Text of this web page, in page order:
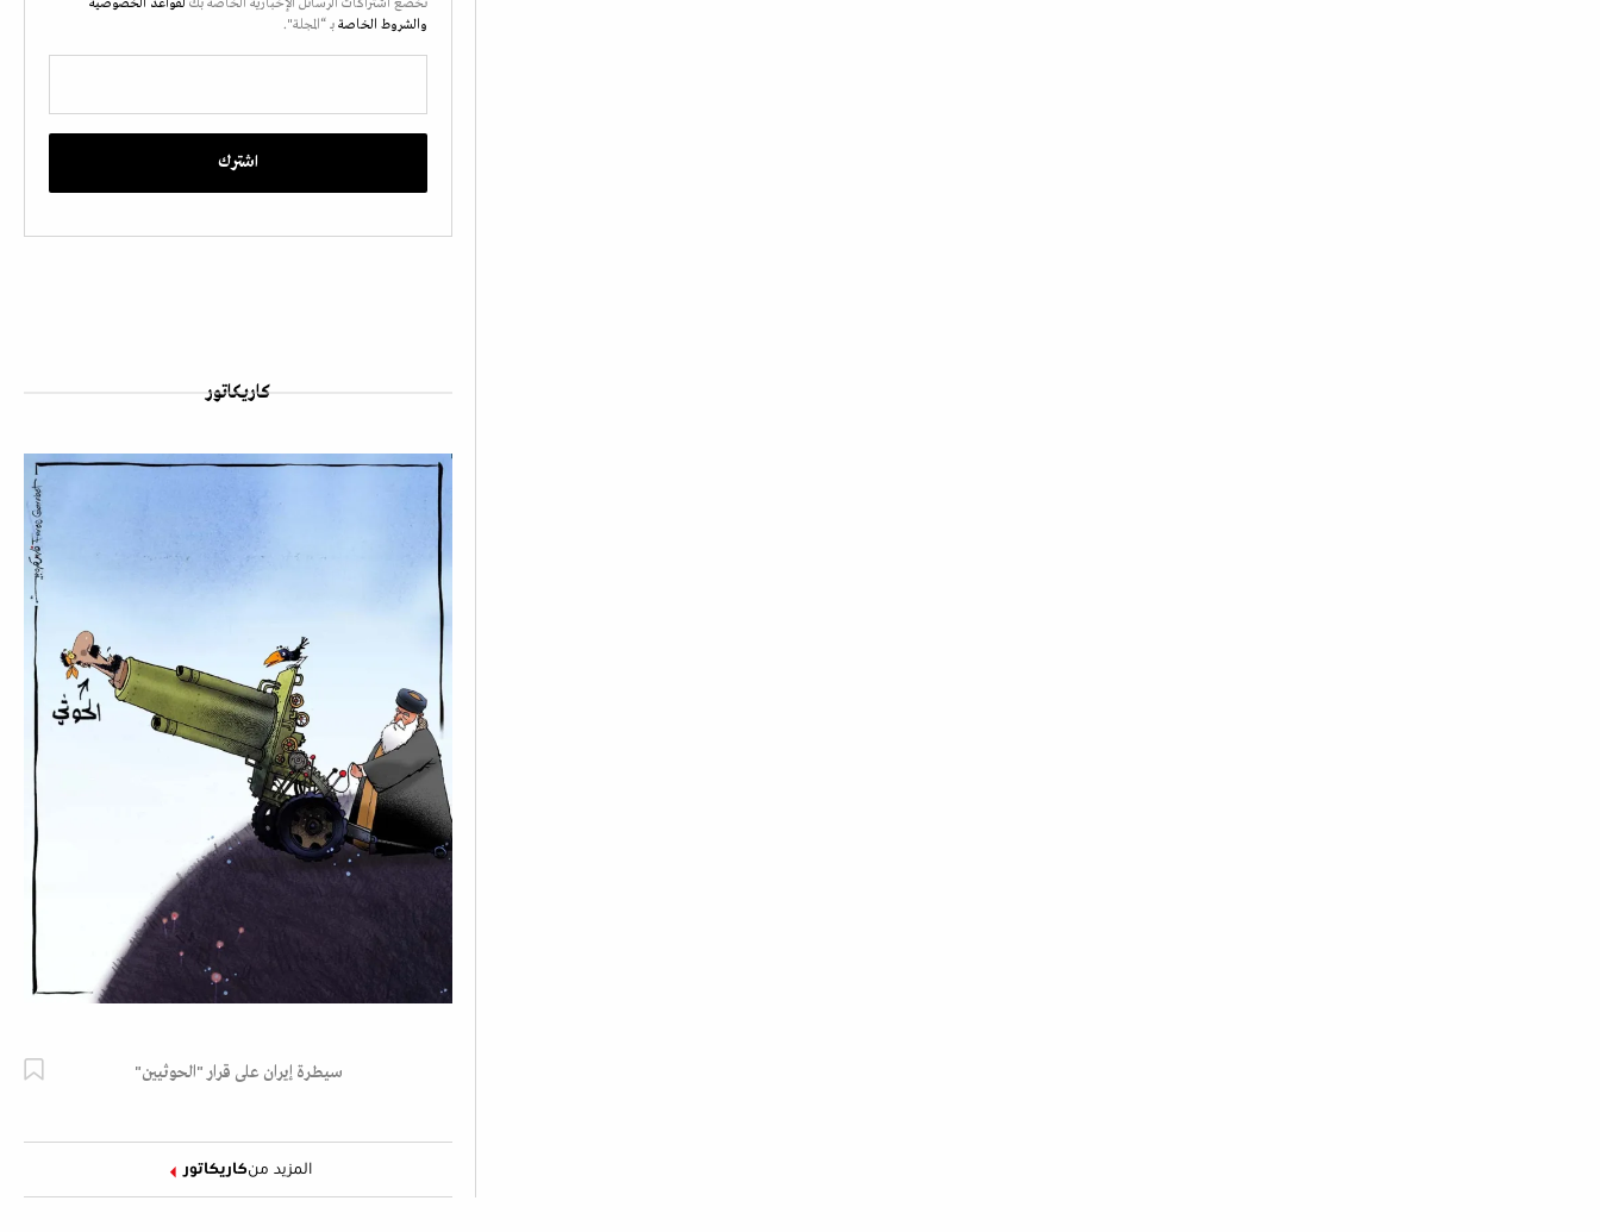
والشروط الخاصة بـ “المجلة".
كاريكاتور
سيطرة إيران على قرار "الحوثيين"
المزيد منكاريكاتور